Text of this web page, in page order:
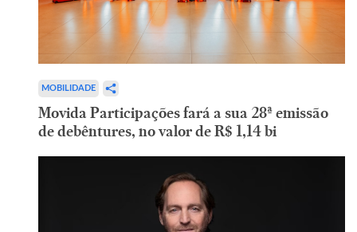
MOBILIDADE
Movida Participações fará a sua 28ª emissão
de debêntures, no valor de R$ 1,14 bi